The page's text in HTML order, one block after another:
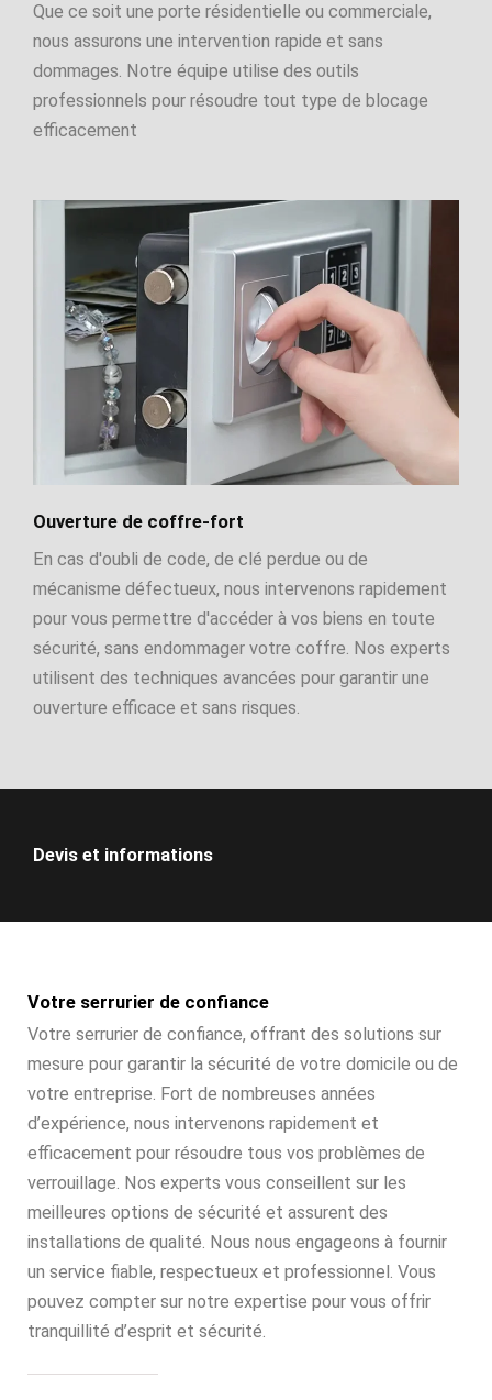
Que ce soit une porte résidentielle ou commerciale,
nous assurons une intervention rapide et sans
dommages. Notre équipe utilise des outils
professionnels pour résoudre tout type de blocage
efficacement
Ouverture de coffre-fort
En cas d'oubli de code, de clé perdue ou de
mécanisme défectueux, nous intervenons rapidement
pour vous permettre d'accéder à vos biens en toute
sécurité, sans endommager votre coffre. Nos experts
utilisent des techniques avancées pour garantir une
ouverture efficace et sans risques.
Devis et informations
Votre serrurier de confiance
Votre serrurier de confiance, offrant des solutions sur
mesure pour garantir la sécurité de votre domicile ou de
votre entreprise. Fort de nombreuses années
d’expérience, nous intervenons rapidement et
efficacement pour résoudre tous vos problèmes de
verrouillage. Nos experts vous conseillent sur les
meilleures options de sécurité et assurent des
installations de qualité. Nous nous engageons à fournir
un service fiable, respectueux et professionnel. Vous
pouvez compter sur notre expertise pour vous offrir
tranquillité d’esprit et sécurité.